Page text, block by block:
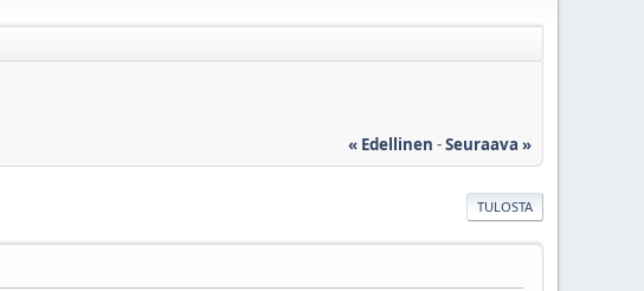
« Edellinen -Seuraava »
TULOSTA